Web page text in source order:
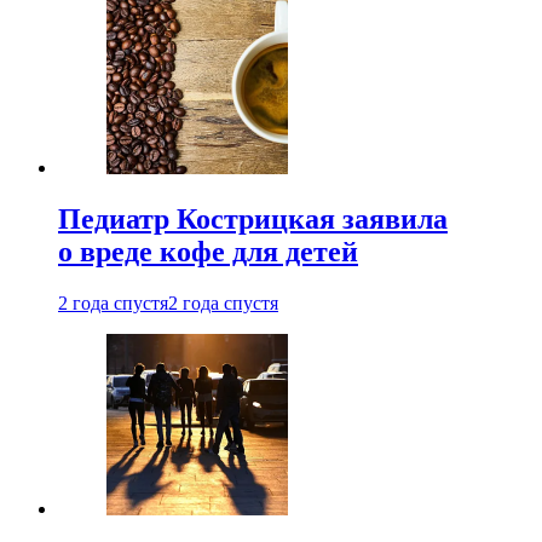
Педиатр Кострицкая заявила
о вреде кофе для детей
2 года спустя2 года спустя